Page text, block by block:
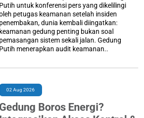
Putih untuk konferensi pers yang dikelilingi
petugas keamanan setelah insiden
penembakan, dunia kembali diingatkan:
keamanan gedung penting bukan soal
pemasangan sistem sekali jalan. Gedung
Putih menerapkan audit keamanan..
02 Aug 2026
Gedung Boros Energi?